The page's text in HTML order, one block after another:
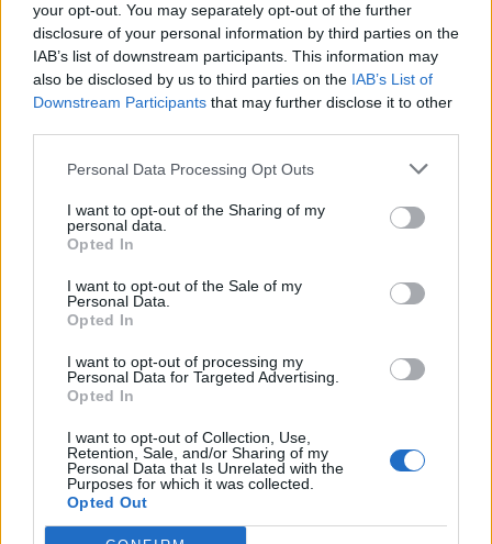
your opt-out. You may separately opt-out of the further
disclosure of your personal information by third parties on the
IAB’s list of downstream participants. This information may
also be disclosed by us to third parties on the IAB’s List of
Downstream Participants that may further disclose it to other
Personal Data Processing Opt Outs
I want to opt-out of the Sharing of my
personal data.
Opted In
I want to opt-out of the Sale of my
Personal Data.
Opted In
I want to opt-out of processing my
Personal Data for Targeted Advertising.
Opted In
I want to opt-out of Collection, Use,
Retention, Sale, and/or Sharing of my
Personal Data that Is Unrelated with the
Purposes for which it was collected.
Opted Out
Seguici su Google Discover
Segui Libero Quotidiano su Google Discover
Scegli Libero Quotidiano come fonte preferita
SPETTACOLI
SCIENZA E TECH
Libero ShoppingContattiPubblicitàCookie policy
Condizioni generali